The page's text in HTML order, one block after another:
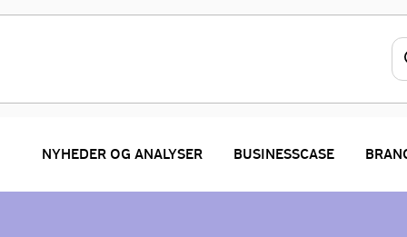
NYHEDER OG ANALYSER BUSINESSCASE